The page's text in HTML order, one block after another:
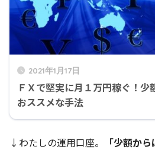
2021年1月17日
ＦＸで堅実に月１万円稼ぐ！
おススメな手法
↓わたしの運用口座。 「少額か